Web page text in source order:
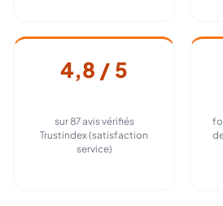
4,8 / 5
sur 87 avis vérifiés
Trustindex (satisfaction
service)